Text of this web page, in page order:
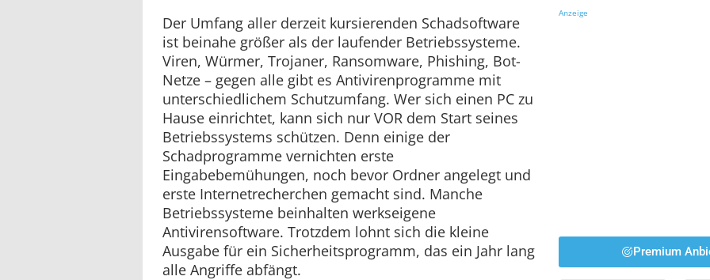
Der Umfang aller derzeit kursierenden Schadsoftware
ist beinahe größer als der laufender Betriebssysteme.
Viren, Würmer, Trojaner, Ransomware, Phishing, Bot-
Netze – gegen alle gibt es Antivirenprogramme mit
unterschiedlichem Schutzumfang. Wer sich einen PC zu
Hause einrichtet, kann sich nur VOR dem Start seines
Betriebssystems schützen. Denn einige der
Schadprogramme vernichten erste
Eingabebemühungen, noch bevor Ordner angelegt und
erste Internetrecherchen gemacht sind. Manche
Betriebssysteme beinhalten werkseigene
Antivirensoftware. Trotzdem lohnt sich die kleine
Ausgabe für ein Sicherheitsprogramm, das ein Jahr lang
alle Angriffe abfängt.
Anzeige
Premium